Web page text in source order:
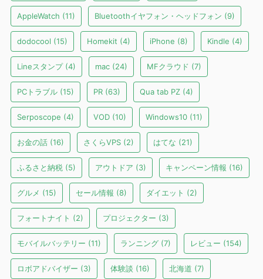
AppleWatch (11) Bluetoothイヤフォン・ヘッドフォン (9)
dodocool (15) Homekit (4) iPhone (8) Kindle (4)
Lineスタンプ(4) mac (24) MFクラウド (7)
PCトラブル (15) PR (63) Qua tab PZ (4)
Serposcope (4) VOD (10) Windows10 (11)
お金の話 (16) さくらVPS (2) はてな (21)
ふるさと納税 (5) アウトドア (3) キャンペーン情報 (16)
グルメ (15) セール情報 (8) ダイエット (2)
フォートナイト (2) プロジェクター (3)
モバイルバッテリー (11) ランニング (7) レビュー (154)
ロボアドバイザー (3) 体験談 (16) 北海道 (7)